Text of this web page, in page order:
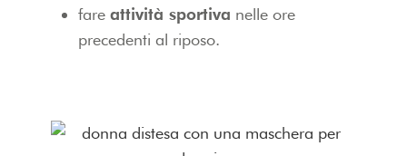
fare attività sportiva nelle ore
precedenti al riposo.